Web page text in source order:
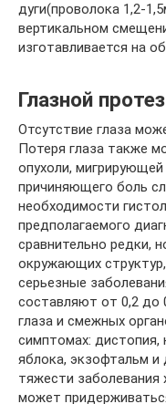
дуги(проволока 1,2-
вертикальном
изготавливается на
Глазной протез
Отсутствие глаза
Потеря глаза также
опухоли,
причиняющего боль
необходимости
предполагаемого
сравнительно редки,
окружающих
серьезные
составляют от 0,2 до
глаза и смежных
симптомах: дистопия,
яблока, экзофтальм и
тяжести заболевания
может